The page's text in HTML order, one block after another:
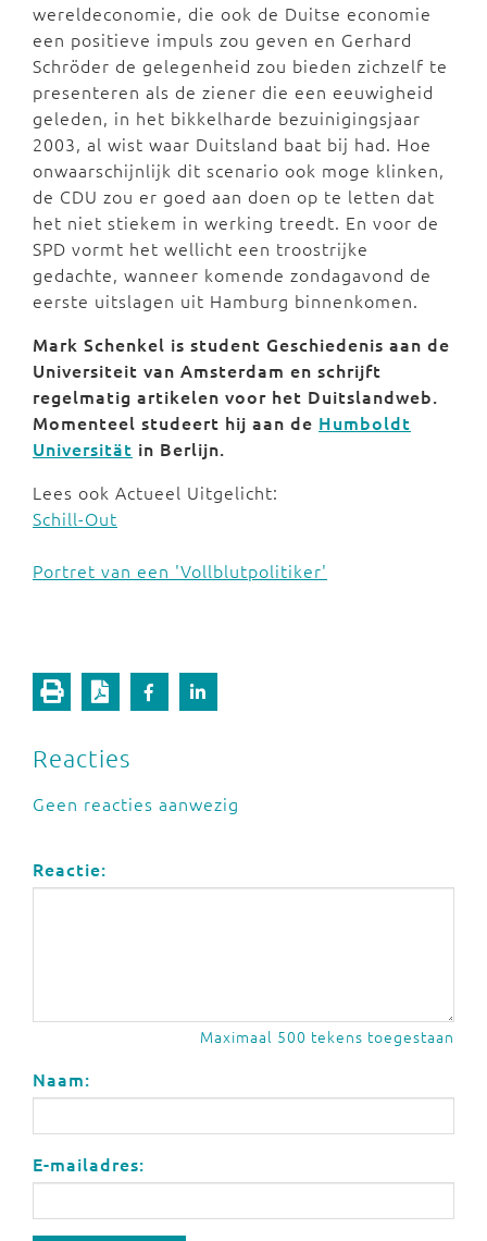
wereldeconomie, die ook de Duitse economie
een positieve impuls zou geven en Gerhard
Schröder de gelegenheid zou bieden zichzelf te
presenteren als de ziener die een eeuwigheid
geleden, in het bikkelharde bezuinigingsjaar
2003, al wist waar Duitsland baat bij had. Hoe
onwaarschijnlijk dit scenario ook moge klinken,
de CDU zou er goed aan doen op te letten dat
het niet stiekem in werking treedt. En voor de
SPD vormt het wellicht een troostrijke
gedachte, wanneer komende zondagavond de
eerste uitslagen uit Hamburg binnenkomen.
Mark Schenkel is student Geschiedenis aan de
Universiteit van Amsterdam en schrijft
regelmatig artikelen voor het Duitslandweb.
Momenteel studeert hij aan de Humboldt
Universität in Berlijn.
Lees ook Actueel Uitgelicht:
Schill-Out
Portret van een 'Vollblutpolitiker'
Reacties
Geen reacties aanwezig
Reactie:
Maximaal 500 tekens toegestaan
Naam:
E-mailadres: